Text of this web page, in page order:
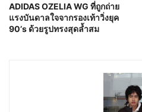
ADIDAS OZELIA WG ที่ถูกถ่าย
แรงบันดาลใจจากรองเท้าวิ่งยุค
90’s ด้วยรูปทรงสุดล้ำสม